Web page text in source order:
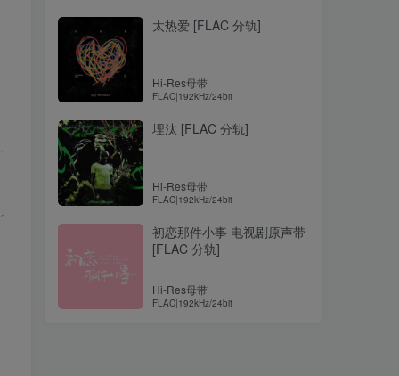
太热爱 [FLAC 分轨]
Hi-Res母带
FLAC|192kHz/24bit
埋汰 [FLAC 分轨]
Hi-Res母带
FLAC|192kHz/24bit
初恋那件小事 电视剧原声带
[FLAC 分轨]
Hi-Res母带
FLAC|192kHz/24bit